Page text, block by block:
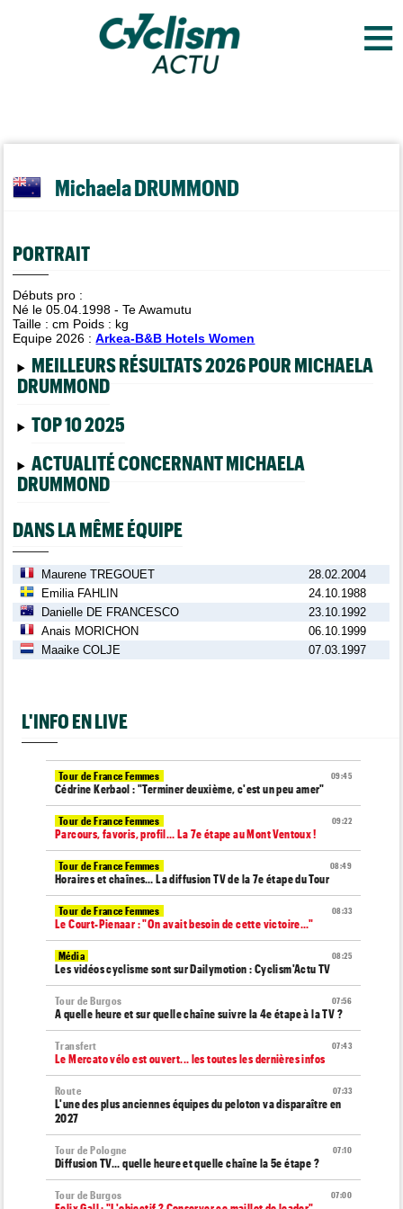
≡
Michaela DRUMMOND
PORTRAIT
Débuts pro :
Né le 05.04.1998 - Te Awamutu
Taille :cm Poids : kg
Equipe 2026 :Arkea-B&B Hotels Women
MEILLEURS RÉSULTATS 2026 POUR MICHAELA
DRUMMOND
TOP 10 2025
ACTUALITÉ CONCERNANT MICHAELA
DRUMMOND
DANS LA MÊME ÉQUIPE
Maurene TREGOUET
28.02.2004
Emilia FAHLIN
24.10.1988
Danielle DE FRANCESCO
23.10.1992
Anais MORICHON
06.10.1999
Maaike COLJE
07.03.1997
L'INFO EN LIVE
09:45
Tour de France Femmes
Cédrine Kerbaol : "Terminer deuxième, c'est un peu amer"
09:22
Tour de France Femmes
Parcours, favoris, profil… La 7e étape au Mont Ventoux !
08:49
Tour de France Femmes
Horaires et chaînes… La diffusion TV de la 7e étape du Tour
08:33
Tour de France Femmes
Le Court-Pienaar : "On avait besoin de cette victoire..."
08:25
Média
Les vidéos cyclisme sont sur Dailymotion : Cyclism'Actu TV
07:56
Tour de Burgos
A quelle heure et sur quelle chaîne suivre la 4e étape à la TV ?
07:43
Transfert
Le Mercato vélo est ouvert... les toutes les dernières infos
07:33
Route
L'une des plus anciennes équipes du peloton va disparaître en
2027
07:10
Tour de Pologne
Diffusion TV... quelle heure et quelle chaîne la 5e étape ?
07:00
Tour de Burgos